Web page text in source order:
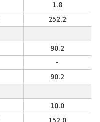
1.8
252.2
90.2
-
90.2
10.0
152.0